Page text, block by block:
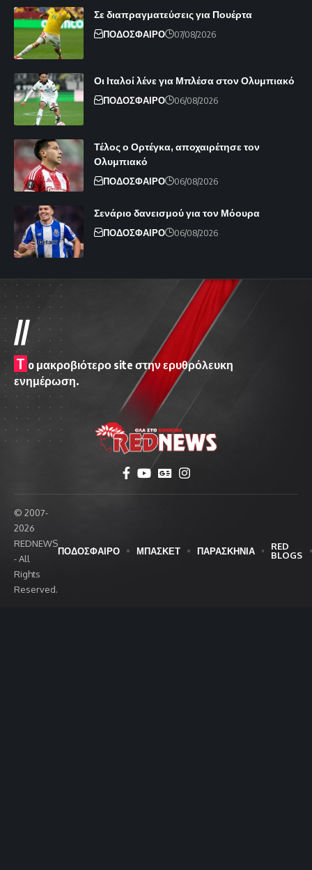
Σε διαπραγματεύσεις για Πουέρτα
ΠΟΔΟΣΦΑΙΡΟ 07/08/2026
Οι Ιταλοί λένε για Μπλέσα στον Ολυμπιακό
ΠΟΔΟΣΦΑΙΡΟ 06/08/2026
Τέλος ο Ορτέγκα, αποχαιρέτησε τον
Ολυμπιακό
ΠΟΔΟΣΦΑΙΡΟ 06/08/2026
Σενάριο δανεισμού για τον Μόουρα
ΠΟΔΟΣΦΑΙΡΟ 06/08/2026
//
T o μακροβιότερο site στην ερυθρόλευκη
ενημέρωση.
© 2007-
2026
REDNEWS
- All
Rights
Reserved.
ΠΟΔΟΣΦΑΙΡΟ ΜΠΑΣΚΕΤ ΠΑΡΑΣΚΗΝΙΑ
RED
BLOGS